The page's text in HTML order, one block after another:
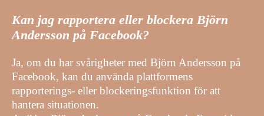
Kan jag rapportera eller blockera Björn
Andersson på Facebook?
Ja, om du har svårigheter med Björn Andersson på
Facebook, kan du använda plattformens
rapporterings- eller blockeringsfunktion för att
hantera situationen.